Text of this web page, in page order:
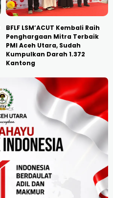
BFLF LSM’ACUT Kembali Raih
Penghargaan Mitra Terbaik
PMI Aceh Utara, Sudah
Kumpulkan Darah 1.372
Kantong